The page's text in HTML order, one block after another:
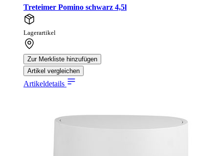
Treteimer Pomino schwarz 4,5l
Lagerartikel
Zur Merkliste hinzufügen
Artikel vergleichen
Artikeldetails